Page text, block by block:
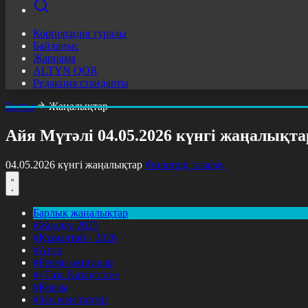
Корпорация туралы
Байланыс
Жарнама
ALTYN QOR
Редакция стандарты
Басты
Жаңалықтар
Айя Мүтәлі 04.05.2026 күнгі
04.05.2026 күнгі жаңалықтар Фильтрді тазалау
Барлық жаңалықтар
#Жолдау 2025
#Құрылтай - 2026
#Апта
#Ресми оқиғалар
#«Таза Қазақстан»
#Қоғам
#Заң мен тәртіп